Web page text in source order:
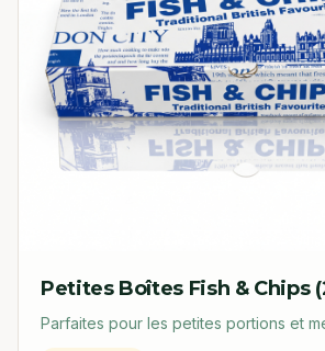
Petites Boîtes Fish & Chips
Parfaites pour les petites portions et